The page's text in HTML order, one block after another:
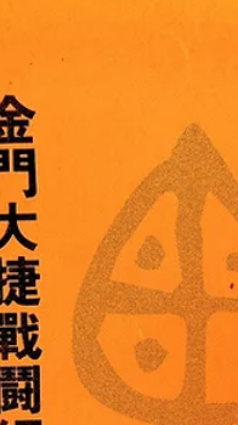
物館館藏》 1. 基本資料 文物名
生褒揚令，華總褒字第
Commendation for Mr.
1490 發行日期： 中華民國110年（2021年）1
月12日 文物作者： 中華民國總統府 發行地
點： 臺灣 臺北 文物形式： 紙本文獻（鈐印大
紅底「榮典之璽」，並配
框） 捐贈人： 熊鼎先生捐贈 館藏單位： 黑水
博物館 (Black Water
藏品為中華民國政府於民
月12日，明令頒發給已故
的總統褒揚令（華總褒字
揚令全文】 褒揚令 華總